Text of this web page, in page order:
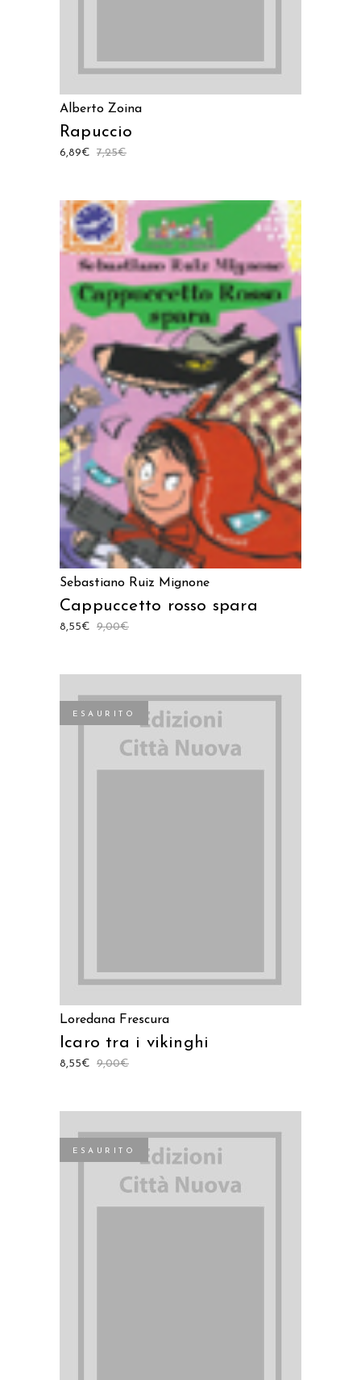
Alberto Zoina
Rapuccio
7,25€
6,89€
AGGIUNGI AL CARRELLO
Sebastiano Ruiz Mignone
Cappuccetto rosso spara
9,00€
8,55€
ESAURITO
Loredana Frescura
Icaro tra i vikinghi
9,00€
8,55€
ESAURITO